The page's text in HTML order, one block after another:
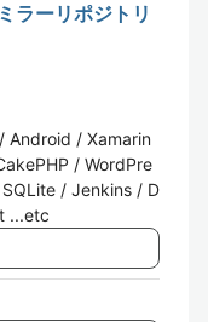
ラーリポジトリ
Android / Xamarin
/ WordPre
/ Jenkins / D
...etc